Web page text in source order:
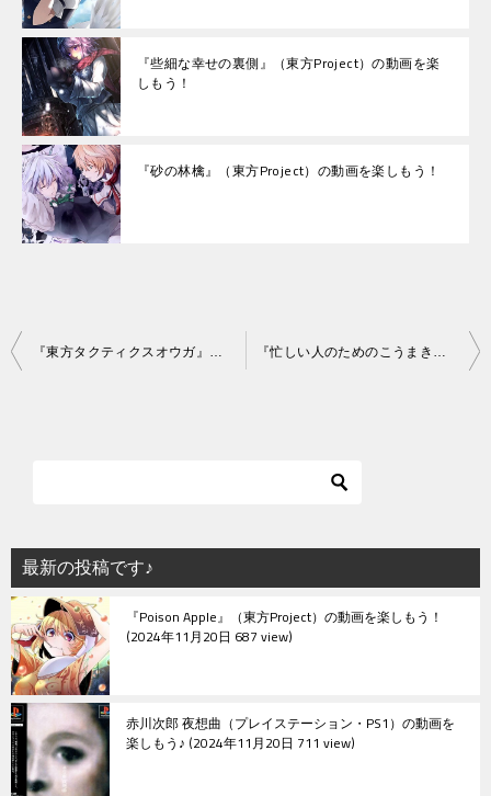
『些細な幸せの裏側』（東方Project）の動画を楽
しもう！
『砂の林檎』（東方Project）の動画を楽しもう！
投
シ
ョ
ン
最新の投稿です♪
『Poison Apple』（東方Project）の動画を楽しもう！
2024年11月20日 687 view
赤川次郎 夜想曲（プレイステーション・PS1）の動画を
楽しもう♪ 2024年11月20日 711 view